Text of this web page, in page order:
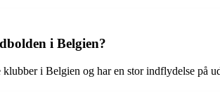
i Belgien?
klubber i Belgien og har en stor indflydelse på